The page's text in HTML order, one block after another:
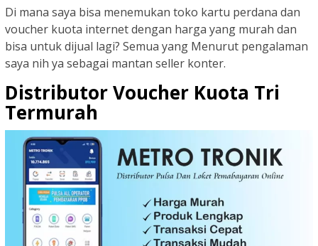
Di mana saya bisa menemukan toko kartu perdana dan
voucher kuota internet dengan harga yang murah dan
bisa untuk dijual lagi? Semua yang Menurut pengalaman
saya nih ya sebagai mantan seller konter.
Distributor Voucher Kuota Tri
Termurah